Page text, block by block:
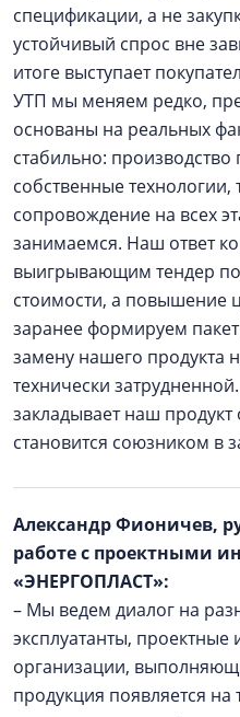
спецификации, а не
устойчивый спрос вне
итоге выступает
УТП мы меняем редко,
основаны на реальных
стабильно: производство
собственные технологии,
сопровождение на всех
занимаемся. Наш ответ
выигрывающим тендер
стоимости, а повышение
заранее формируем
замену нашего продукта
технически
закладывает наш
становится союзником в
Александр Фионичев,
работе с проектными
«ЭНЕРГОПЛАСТ»:
– Мы ведем диалог на
эксплуатанты,
организации,
продукция появляется